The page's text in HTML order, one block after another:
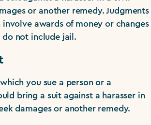
or another remedy. Judgments
awards of money or changes
not include jail.
you sue a person or a
bring a suit against a harasser in
damages or another remedy.